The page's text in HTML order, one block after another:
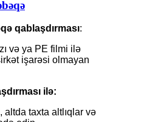
qablaşdırması:
və ya PE filmi ilə
işarəsi olmayan
ilə:
altda taxta altlıqlar və